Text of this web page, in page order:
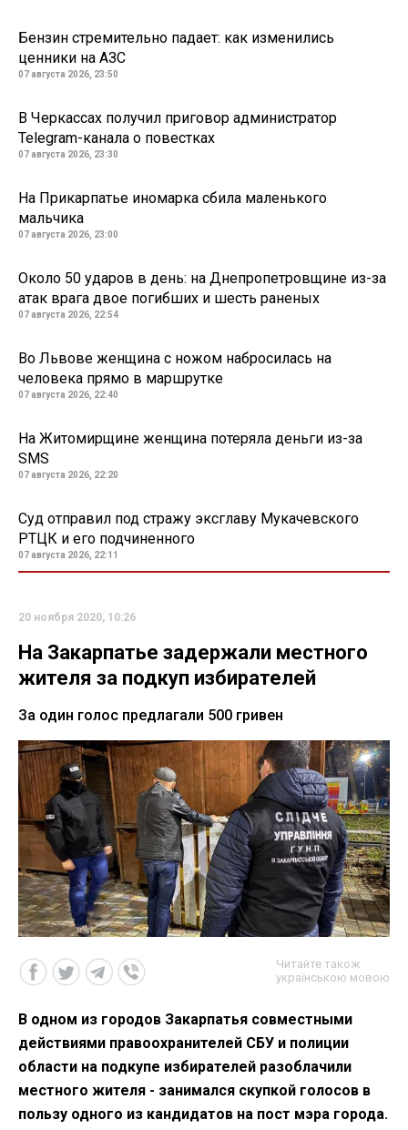
Бензин стремительно падает: как изменились
ценники на АЗС
07 августа 2026, 23:50
В Черкассах получил приговор администратор
Telegram-канала о повестках
07 августа 2026, 23:30
На Прикарпатье иномарка сбила маленького
мальчика
07 августа 2026, 23:00
Около 50 ударов в день: на Днепропетровщине из-за
атак врага двое погибших и шесть раненых
07 августа 2026, 22:54
Во Львове женщина с ножом набросилась на
человека прямо в маршрутке
07 августа 2026, 22:40
На Житомирщине женщина потеряла деньги из-за
SMS
07 августа 2026, 22:20
Суд отправил под стражу эксглаву Мукачевского
РТЦК и его подчиненного
07 августа 2026, 22:11
20 ноября 2020, 10:26
На Закарпатье задержали местного
жителя за подкуп избирателей
За один голос предлагали 500 гривен
Читайте також
українською мовою
В одном из городов Закарпатья совместными
действиями правоохранителей СБУ и полиции
области на подкупе избирателей разоблачили
местного жителя - занимался скупкой голосов в
пользу одного из кандидатов на пост мэра города.